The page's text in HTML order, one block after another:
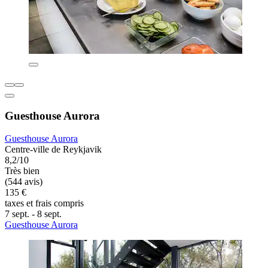
Guesthouse Aurora
Guesthouse Aurora
Centre-ville de Reykjavik
8,2/10
Très bien
(544 avis)
135 €
taxes et frais compris
7 sept. - 8 sept.
Guesthouse Aurora